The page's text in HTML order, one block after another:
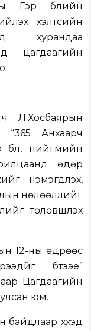
Гэр бүлийн
хэлтсийн
хурандаа
цагдаагийн
Л.Хосбаярын
“365 Анхаарч
бүл, нийгмийн
өдөр
нэмэгдүүлэх,
нөлөөллийг
төлөвшүүлэх
12-ны өдрөөс
бүтээе”
Цагдаагийн
юм.
хүүхэд